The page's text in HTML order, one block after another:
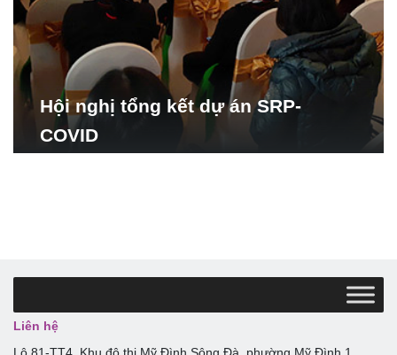
Hội nghị tổng kết dự án SRP-
COVID
Liên hệ